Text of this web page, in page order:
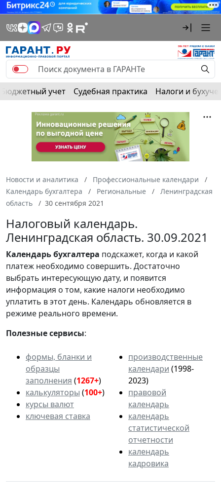
Бюджетный учет Судебная практика Налоги и
Новости и аналитика
Профессиональные календари
Календарь бухгалтера
Региональные
Ленинградская
область
30 сентября 2021
Налоговый календарь.
Ленинградская область. 30.09.2021
Календарьбухгалтера подскажет, когда и какой
платеж необходимо совершить. Достаточно
выбрать интересующую дату, и появится
информация о том, какие налоги необходимо
уплатить в этот день. Календарь обновляется в
режиме реального времени.
Полезные сервисы:
формы, бланки и
образцы
заполнения (1267+)
калькуляторы (100+)
курсы валют
ключевая ставка
производственные
календари (1998-
2023)
правовой
календарь
календарь
статистической
отчетности
календарь
кадровика